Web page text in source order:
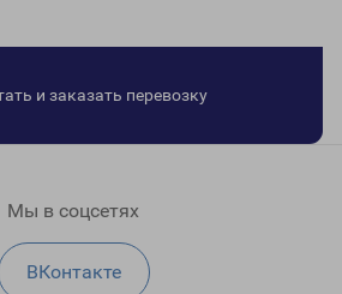
и заказать перевозку
Мы в соцсетях
ВКонтакте